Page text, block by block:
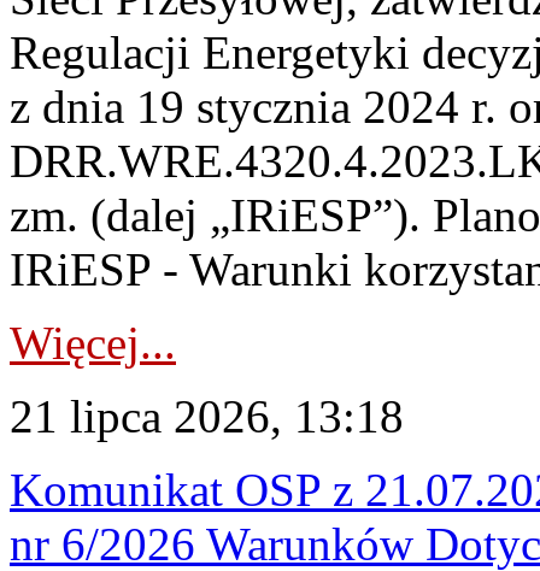
Regulacji Energetyki
z dnia 19 stycznia 2024 r.
zm. (dalej „IRiESP”).
IRiESP - Warunki
Więcej...
21 lipca 2026, 13:18
Komunikat OSP z
nr 6/2026 Warunków